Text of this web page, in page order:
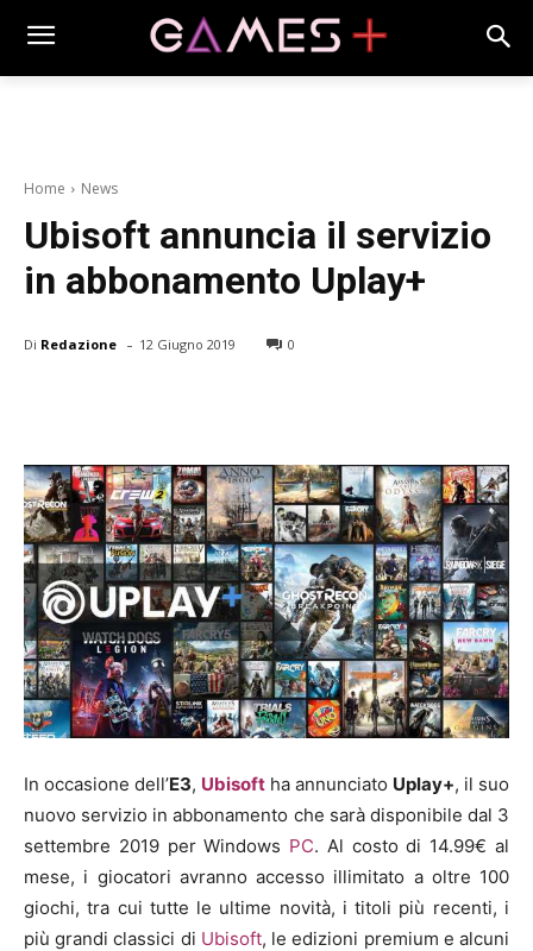
Home News
Ubisoft annuncia il servizio
in abbonamento Uplay+
Di Redazione - 12 Giugno 2019 0
In occasione dell’E3, Ubisoft ha annunciato Uplay+, il suo
nuovo servizio in abbonamento che sarà disponibile dal 3
settembre 2019 per Windows PC. Al costo di 14.99€ al
mese, i giocatori avranno accesso illimitato a oltre 100
giochi, tra cui tutte le ultime novità, i titoli più recenti, i
più grandi classici di Ubisoft, le edizioni premium e alcuni